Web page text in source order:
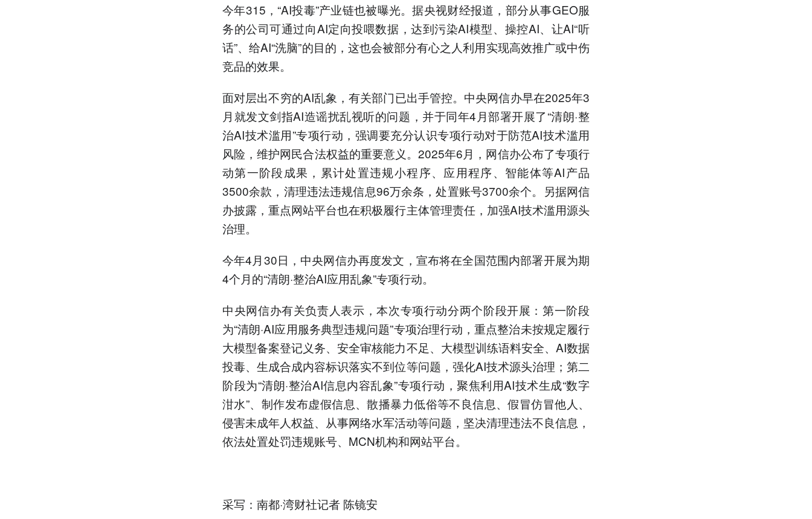
今年315，“AI投毒”产业链也被曝光。据央视财经报道，部分从事GEO服
务的公司可通过向AI定向投喂数据，达到污染AI模型、操控AI、让AI“听
话”、给AI“洗脑”的目的，这也会被部分有心之人利用实现高效推广或中伤
竞品的效果。
面对层出不穷的AI乱象，有关部门已出手管控。中央网信办早在2025年3
月就发文剑指AI造谣扰乱视听的问题，并于同年4月部署开展了“清朗·整
治AI技术滥用”专项行动，强调要充分认识专项行动对于防范AI技术滥用
风险，维护网民合法权益的重要意义。2025年6月，网信办公布了专项行
动第一阶段成果，累计处置违规小程序、应用程序、智能体等AI产品
3500余款，清理违法违规信息96万余条，处置账号3700余个。另据网信
办披露，重点网站平台也在积极履行主体管理责任，加强AI技术滥用源头
治理。
今年4月30日，中央网信办再度发文，宣布将在全国范围内部署开展为期
4个月的“清朗·整治AI应用乱象”专项行动。
中央网信办有关负责人表示，本次专项行动分两个阶段开展：第一阶段
为“清朗·AI应用服务典型违规问题”专项治理行动，重点整治未按规定履行
大模型备案登记义务、安全审核能力不足、大模型训练语料安全、AI数据
投毒、生成合成内容标识落实不到位等问题，强化AI技术源头治理；第二
阶段为“清朗·整治AI信息内容乱象”专项行动，聚焦利用AI技术生成“数字
泔水”、制作发布虚假信息、散播暴力低俗等不良信息、假冒仿冒他人、
侵害未成年人权益、从事网络水军活动等问题，坚决清理违法不良信息，
依法处置处罚违规账号、MCN机构和网站平台。
采写：南都·湾财社记者 陈镜安